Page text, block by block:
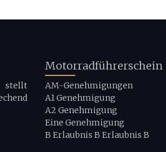
stellt
Motorradführerschein
AM-Genehmigungen
A1 Genehmigung
A2 Genehmigung
Eine Genehmigung
B Erlaubnis B Erlaubnis B